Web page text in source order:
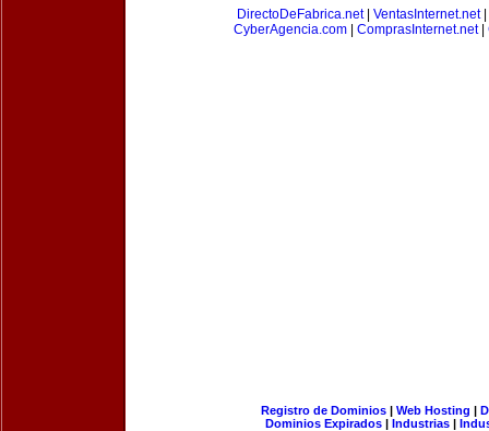
DirectoDeFabrica.net| VentasInternet.net|
CyberAgencia.com| ComprasInternet.net|
Registro de Dominios| Web Hosting |
Dominios Expirados | Industrias |